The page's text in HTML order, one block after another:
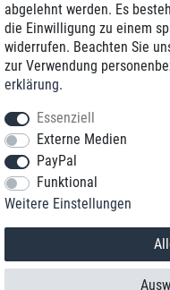
*Sie erreichen uns zum
© 2018 TOP
abgelehnt werden. Es
die Einwilligung zu einem
widerrufen. Beachten Sie
zur Verwendung
erklärung.
Essenziell
Externe Medien
PayPal
Funktional
Weitere Einstellungen